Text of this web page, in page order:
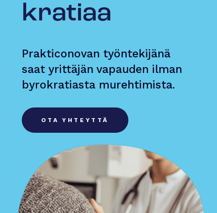
kratiaa
Prakticonovan työntekijänä
saat yrittäjän vapauden ilman
byrokratiasta murehtimista.
OTA YHTEYTTÄ